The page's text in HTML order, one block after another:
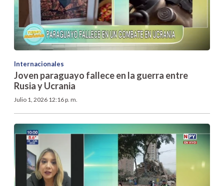
Internacionales
Joven paraguayo fallece en la guerra entre
Rusia y Ucrania
Julio 1, 2026 12:16 p. m.